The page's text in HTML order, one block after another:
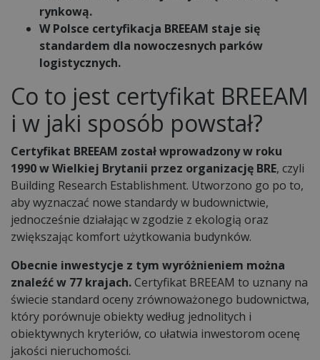
rynkową.
W Polsce certyfikacja BREEAM staje się
standardem dla nowoczesnych parków
logistycznych.
Co to jest certyfikat BREEAM
i w jaki sposób powstał?
Certyfikat BREEAM został wprowadzony w roku
1990 w Wielkiej Brytanii przez organizację BRE, czyli
Building Research Establishment. Utworzono go po to,
aby wyznaczać nowe standardy w budownictwie,
jednocześnie działając w zgodzie z ekologią oraz
zwiększając komfort użytkowania budynków.
Obecnie inwestycje z tym wyróżnieniem można
znaleźć w 77 krajach.Certyfikat BREEAM to uznany na
świecie standard oceny zrównoważonego budownictwa,
który porównuje obiekty według jednolitych i
obiektywnych kryteriów, co ułatwia inwestorom ocenę
jakości nieruchomości.